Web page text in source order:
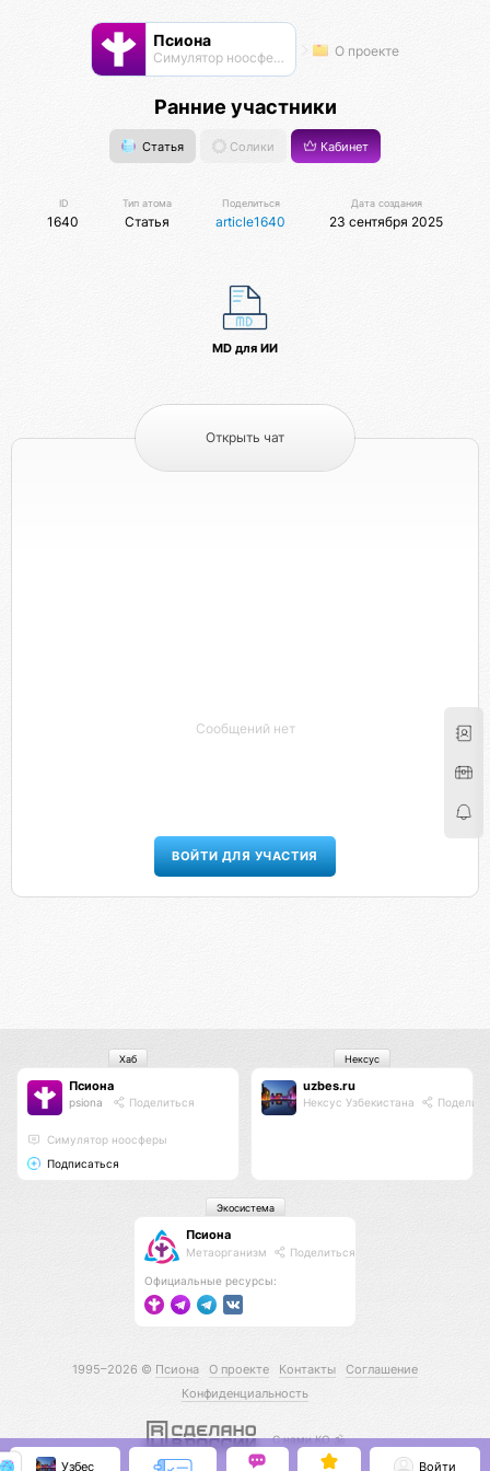
Псиона
Cимулятор ноосферы О проекте
Ранние участники
Статья Солики Кабинет
ID
1640
Тип атома
Статья
Поделиться
article1640
Дата создания
23 сентября 2025
MD для ИИ
Открыть чат
Сообщений нет
ВОЙТИ ДЛЯ УЧАСТИЯ
Псиона
psiona Поделиться
Cимулятор ноосферы
Подписаться
Хаб
uzbes.ru
Нексус Узбекистана
Нексус
Псиона
Метаорганизм Поделиться
Официальные ресурсы:
Экосистема
1995–2026 © Псиона О проекте Контакты
Соглашение
Конфиденциальность
С нами КО 🕉️
Узбес Войти